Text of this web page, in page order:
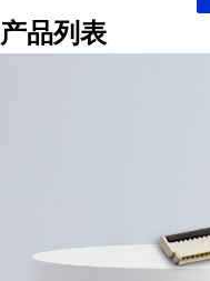
产品列表